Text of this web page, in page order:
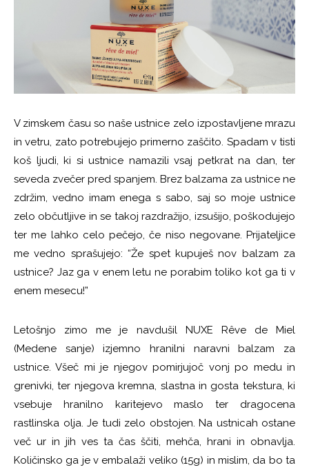
V zimskem času so naše ustnice zelo izpostavljene mrazu
in vetru, zato potrebujejo primerno zaščito. Spadam v tisti
koš ljudi, ki si ustnice namazili vsaj petkrat na dan, ter
seveda zvečer pred spanjem. Brez balzama za ustnice ne
zdržim, vedno imam enega s sabo, saj so moje ustnice
zelo občutljive in se takoj razdražijo, izsušijo, poškodujejo
ter me lahko celo pečejo, če niso negovane. Prijateljice
me vedno sprašujejo: “Že spet kupuješ nov balzam za
ustnice? Jaz ga v enem letu ne porabim toliko kot ga ti v
enem mesecu!”
Letošnjo zimo me je navdušil NUXE Rêve de Miel
(Medene sanje) izjemno hranilni naravni balzam za
ustnice. Všeč mi je njegov pomirjujoč vonj po medu in
grenivki, ter njegova kremna, slastna in gosta tekstura, ki
vsebuje hranilno karitejevo maslo ter dragocena
rastlinska olja. Je tudi zelo obstojen. Na ustnicah ostane
več ur in jih ves ta čas ščiti, mehča, hrani in obnavlja.
Količinsko ga je v embalaži veliko (15g) in mislim, da bo ta